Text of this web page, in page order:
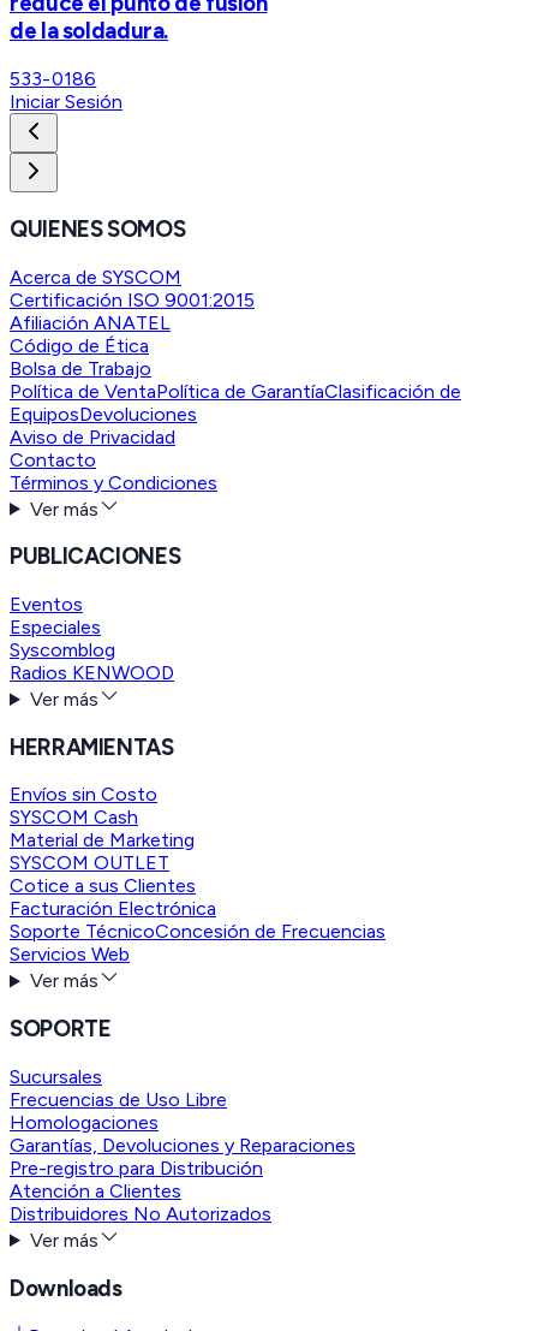
de la soldadura.
533-0186
Iniciar Sesión
QUIENES SOMOS
Acerca de SYSCOM
Certificación ISO 9001:2015
Afiliación ANATEL
Código de Ética
Bolsa de Trabajo
Política de VentaPolítica de GarantíaClasificación de
EquiposDevoluciones
Aviso de Privacidad
Contacto
Términos y Condiciones
Ver más
PUBLICACIONES
Eventos
Especiales
Syscomblog
Radios KENWOOD
Ver más
HERRAMIENTAS
Envíos sin Costo
SYSCOM Cash
Material de Marketing
SYSCOM OUTLET
Cotice a sus Clientes
Facturación Electrónica
Soporte TécnicoConcesión de Frecuencias
Servicios Web
Ver más
SOPORTE
Sucursales
Frecuencias de Uso Libre
Homologaciones
Garantías, Devoluciones y Reparaciones
Pre-registro para Distribución
Atención a Clientes
Distribuidores No Autorizados
Ver más
Downloads